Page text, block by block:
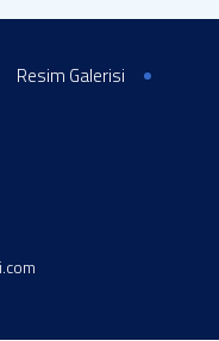
Resim Galerisi